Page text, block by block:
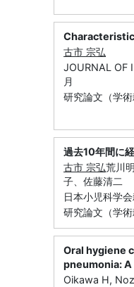
古市 宗弘
JOURNAL OF
月
研究論文（学
過去10年間に
古市 宗弘荒川
子、佐藤清二
日本小児科学
研究論文（学
Oral hygiene
pneumonia:
Oikawa H,